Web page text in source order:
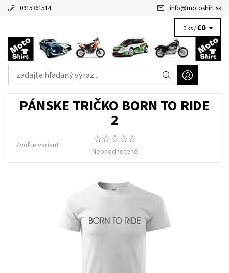
0915361514 info@motoshirt.sk
0 ks /€0
PÁNSKE TRIČKO BORN TO RIDE
2
Zvoľte variant
Neohodnotené